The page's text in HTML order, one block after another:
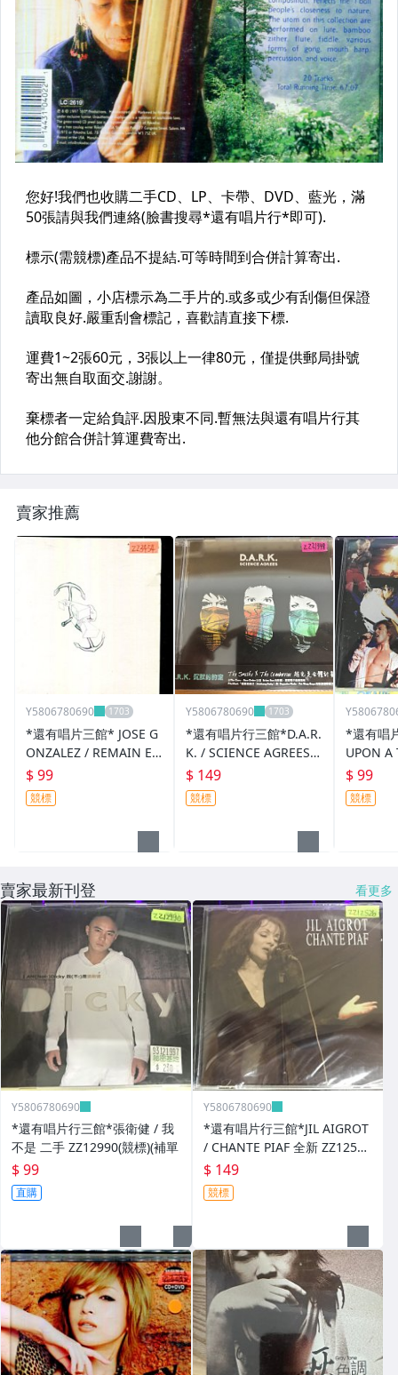
賣家推薦
Y5806780690
*還有唱片三館* JOSE G
ONZALEZ / REMAIN EP
二手 ZZ3454(需競標)
$ 99
競標
Y5806780690
*還有唱片行三館*D.A.R.
K. / SCIENCE AGREES
全新 ZZ21348
$ 149
競標
*還有唱
UPON
$ 99
競標
賣家最新刊登 看更多
Y5806780690
*還有唱片行三館*張衛健 / 我
不是 二手 ZZ12990(競標)(補單
$ 99
直購
Y5806780690
*還有唱片行三館*JIL AIGROT
/ CHANTE PIAF 全新 ZZ12526
(競標)
$ 149
競標